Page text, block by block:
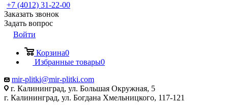
+7 (4012) 31-22-00
Заказать звонок
Задать вопрос
Войти
Корзина0
Избранные товары0
mir-plitki@mir-plitki.com
г. Калининград, ул. Большая Окружная, 5
г. Калининград, ул. Богдана Хмельницкого, 117-121